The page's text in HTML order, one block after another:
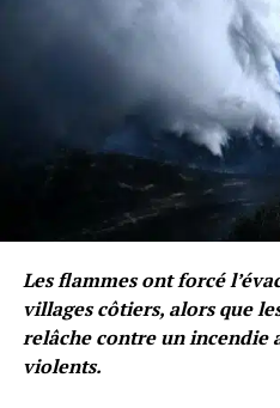
Les flammes ont forcé
villages côtiers, alors que
relâche contre un incendie
violents.